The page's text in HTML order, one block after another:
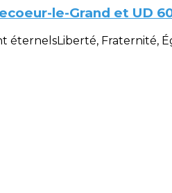
le-Grand et UD
éternelsLiberté, Fraternité,